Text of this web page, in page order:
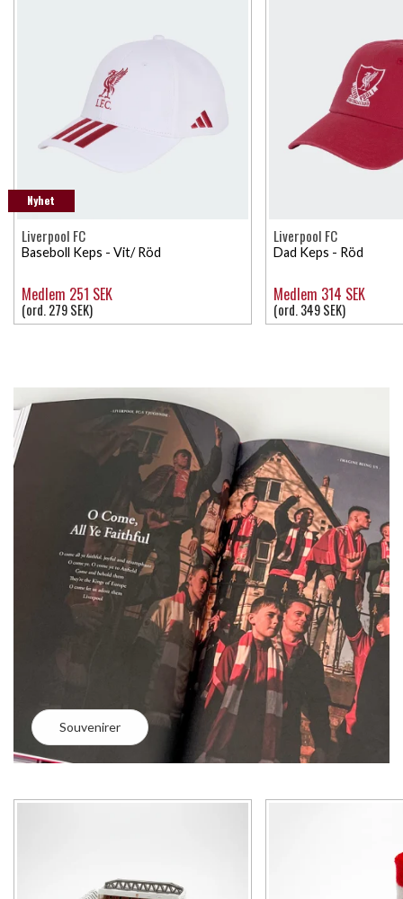
Nyhet
Liverpool FC
Baseboll Keps - Vit/ Röd
Medlem 251 SEK
(ord. 279 SEK)
Liverpool FC
Dad Keps - Röd
Medlem 314 SEK
(ord. 349 SEK)
Souvenirer